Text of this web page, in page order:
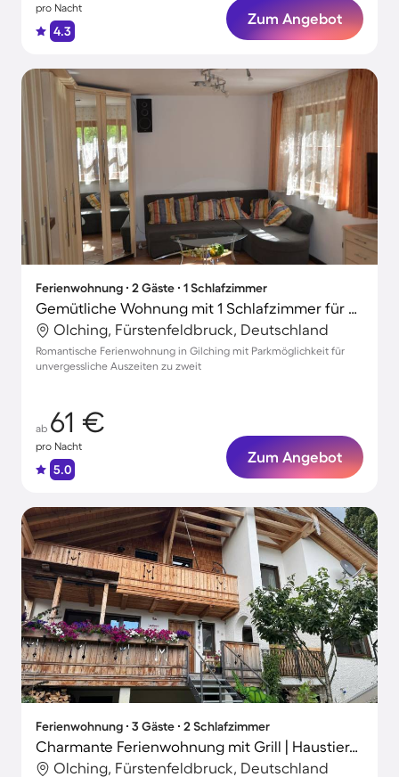
pro Nacht
4.3
Zum Angebot
Ferienwohnung ∙ 2 Gäste ∙ 1 Schlafzimmer
Gemütliche Wohnung mit 1 Schlafzimmer für 2 Personen
Olching, Fürstenfeldbruck, Deutschland
Romantische Ferienwohnung in Gilching mit Parkmöglichkeit für
unvergessliche Auszeiten zu zweit
ab 61 €
pro Nacht
5.0
Zum Angebot
Ferienwohnung ∙ 3 Gäste ∙ 2 Schlafzimmer
Charmante Ferienwohnung mit Grill | Haustiere sind willkommen
Olching, Fürstenfeldbruck, Deutschland